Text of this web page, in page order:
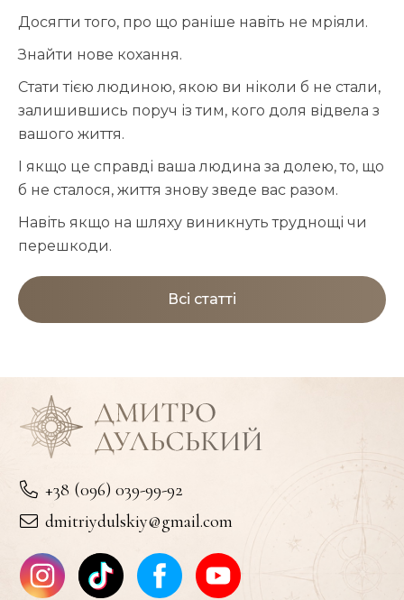
Досягти того, про що раніше навіть не мріяли.
Знайти нове кохання.
Стати тією людиною, якою ви ніколи б не стали,
залишившись поруч із тим, кого доля відвела з
вашого життя.
І якщо це справді ваша людина за долею, то, що
б не сталося, життя знову зведе вас разом.
Навіть якщо на шляху виникнуть труднощі чи
перешкоди.
Всі статті
+38 (096) 039-99-92
dmitriydulskiy@gmail.com